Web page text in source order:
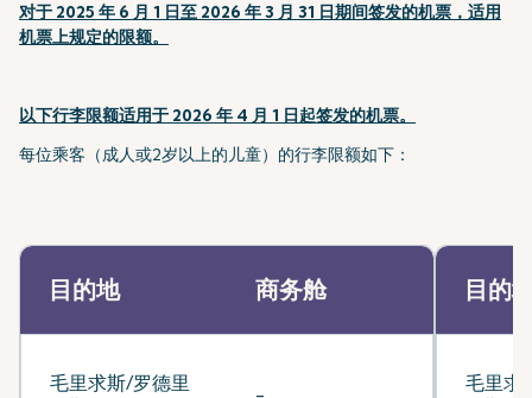
对于 2025 年 6 月 1 日至 2026 年 3 月 31 日期间签发的机票，适用
机票上规定的限额。
以下行李限额适用于 2026 年 4 月 1 日起签发的机票。
每位乘客（成人或2岁以上的儿童）的行李限额如下：
目的地 商务舱
毛里求斯/罗德里
目的
毛里求